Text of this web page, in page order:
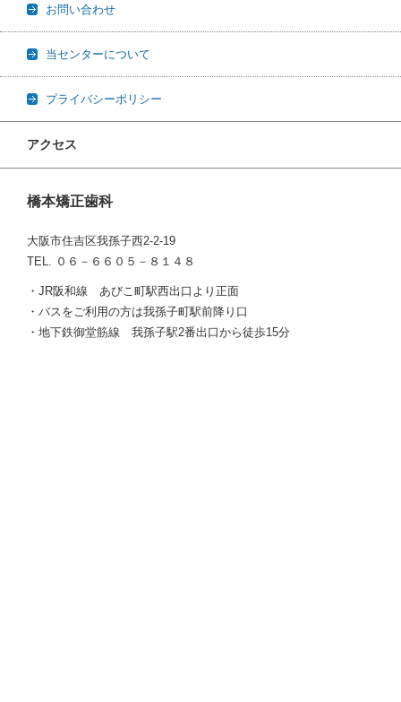
お問い合わせ
当センターについて
プライバシーポリシー
アクセス
橋本矯正歯科
大阪市住吉区我孫子西2-2-19
TEL. ０６－６６０５－８１４８
・JR阪和線 あびこ町駅西出口より正面
・バスをご利用の方は我孫子町駅前降り口
・地下鉄御堂筋線 我孫子駅2番出口から徒歩15分